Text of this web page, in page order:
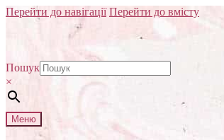
Перейти до навігації Перейти до вмісту
Пошук
×
Меню